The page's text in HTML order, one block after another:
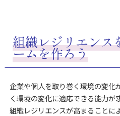
組織レジリエンス
ームを作ろう
企業や個人を取り巻く環境の変化
く環境の変化に適応できる能力が
組織レジリエンスが高まることに